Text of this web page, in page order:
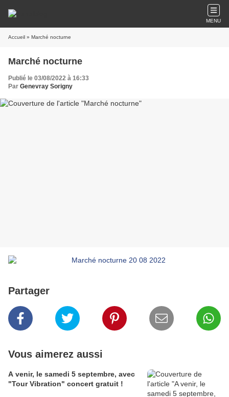
MENU
Accueil » Marché nocturne
Marché nocturne
Publié le 03/08/2022 à 16:33
Par Genevray Sorigny
Partager
Vous aimerez aussi
A venir, le samedi 5 septembre, avec
"Tour Vibration" concert gratuit !